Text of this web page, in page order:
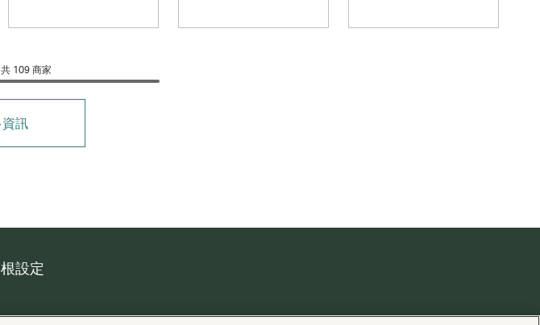
109商家
訊
設定